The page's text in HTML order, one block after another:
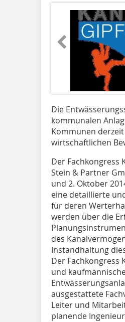
Die
kommunalen
Kommunen
wirtschaftlichen
Der Fachkongress
Stein & Partner
und 2. Oktober
eine detaillierte
für deren
werden über die
des
Instandhaltung
Der Fachkongress
und
ausgestattete
Leiter und
planende